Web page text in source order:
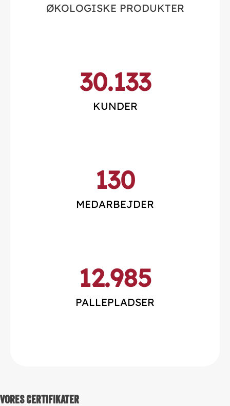
ØKOLOGISKE PRODUKTER
30.133
KUNDER
130
MEDARBEJDER
12.985
PALLEPLADSER
Vores certifikater